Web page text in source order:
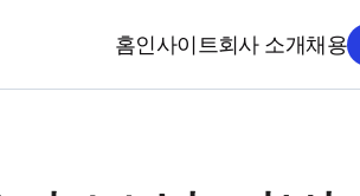
홈인사이트회사 소개채용